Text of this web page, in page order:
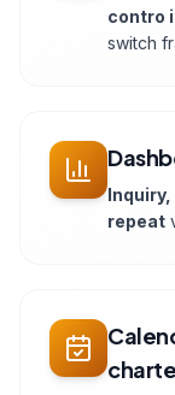
contro
switch
repeat